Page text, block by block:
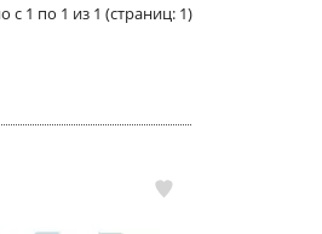
с 1 по 1 из 1 (страниц: 1)